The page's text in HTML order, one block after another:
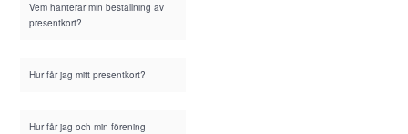
Vem hanterar min beställning av
presentkort?
Hur får jag mitt presentkort?
Hur får jag och min förening